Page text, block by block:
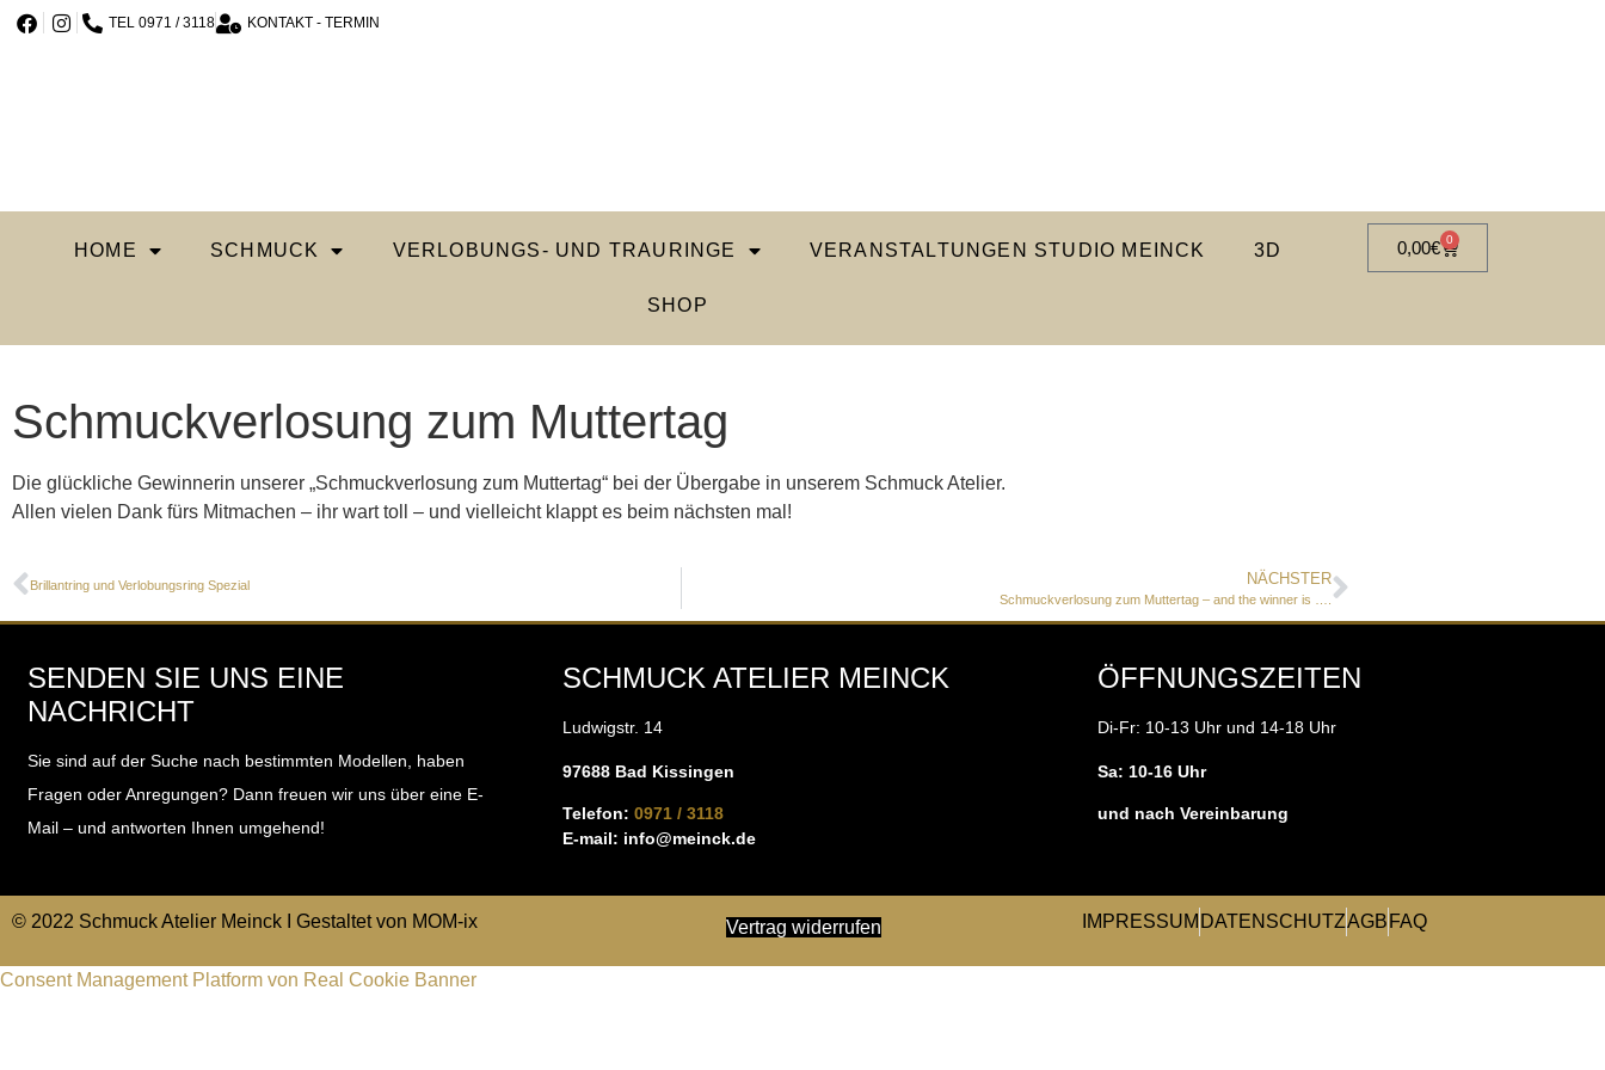
TEL 0971 / 3118 KONTAKT - TERMIN
HOME SCHMUCK VERLOBUNGS- UND TRAURINGE VERANSTALTUNGEN STUDIO MEINCK 3D
SHOP
0,00€ 0
Schmuckverlosung zum Muttertag
Die glückliche Gewinnerin unserer „Schmuckverlosung zum Muttertag“ bei der Übergabe in unserem Schmuck Atelier.
Allen vielen Dank fürs Mitmachen – ihr wart toll – und vielleicht klappt es beim nächsten mal!
Brillantring und Verlobungsring Spezial NÄCHSTER
Schmuckverlosung zum Muttertag – and the winner is ….
SENDEN SIE UNS EINE
NACHRICHT
Sie sind auf der Suche nach bestimmten Modellen, haben
Fragen oder Anregungen? Dann freuen wir uns über eine E-
Mail – und antworten Ihnen umgehend!
SCHMUCK ATELIER MEINCK
Ludwigstr. 14
97688 Bad Kissingen
Telefon: 0971 / 3118
E-mail: info@meinck.de
ÖFFNUNGSZEITEN
Di-Fr: 10-13 Uhr und 14-18 Uhr
Sa: 10-16 Uhr
und nach Vereinbarung
© 2022 Schmuck Atelier Meinck I Gestaltet von MOM-ix Vertrag widerrufen IMPRESSUM DATENSCHUTZAGB FAQ
Consent Management Platform von Real Cookie Banner